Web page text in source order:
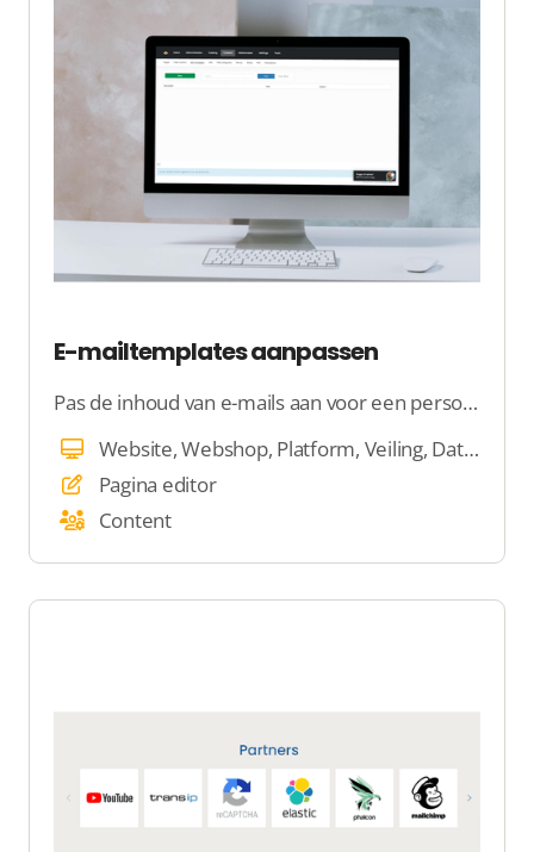
E-mailtemplates aanpassen
Pas de inhoud van e-mails aan voor een persoonlijkere sevice!
Website, Webshop, Platform, Veiling, Dating, E-mail, Beheer
Pagina editor
Content